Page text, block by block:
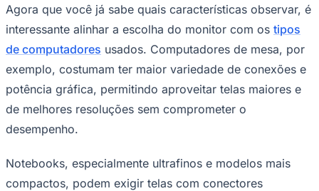
Agora que você já sabe quais características observar, é
interessante alinhar a escolha do monitor com os tipos
de computadores usados. Computadores de mesa, por
exemplo, costumam ter maior variedade de conexões e
potência gráfica, permitindo aproveitar telas maiores e
de melhores resoluções sem comprometer o
desempenho.
Notebooks, especialmente ultrafinos e modelos mais
compactos, podem exigir telas com conectores